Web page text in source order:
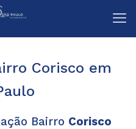
Corisco em
Bairro Corisco